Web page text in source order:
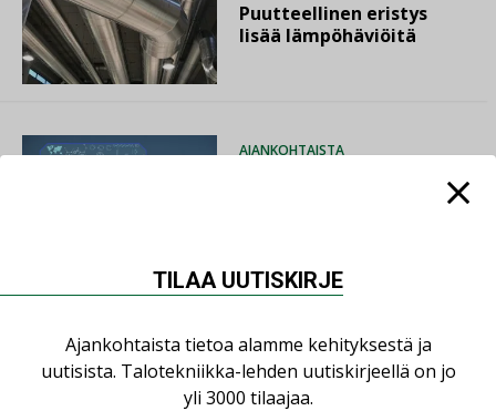
Puutteellinen eristys
lisää lämpöhäviöitä
AJANKOHTAISTA
kun erilliset
TILAA UUTISKIRJE
Ajankohtaista tietoa alamme kehityksestä ja
uutisista. Talotekniikka-lehden uutiskirjeellä on jo
yli 3000 tilaajaa.